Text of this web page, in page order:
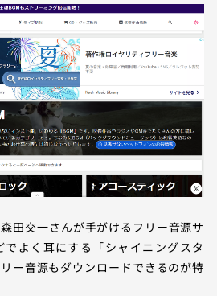
田交一さんが手がけるフリー音源サ
でよく耳にする「シャイニングスタ
ー音源もダウンロードできるのが特